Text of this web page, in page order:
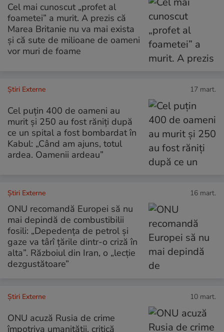
Cel mai cunoscut „profet al
foametei” a murit. A prezis că
Marea Britanie nu va mai exista
și că sute de milioane de oameni
vor muri de foame
Știri Externe 17 mart.
Cel puțin 400 de oameni au
murit și 250 au fost răniți după
ce un spital a fost bombardat în
Kabul: „Când am ajuns, totul
ardea. Oamenii ardeau”
Știri Externe 16 mart.
ONU recomandă Europei să nu
mai depindă de combustibilii
fosili: „Depedența de petrol și
gaze va târî țările dintr-o criză în
alta”. Războiul din Iran, o „lecție
dezgustătoare”
Știri Externe 10 mart.
ONU acuză Rusia de crime
împotriva umanității, critică